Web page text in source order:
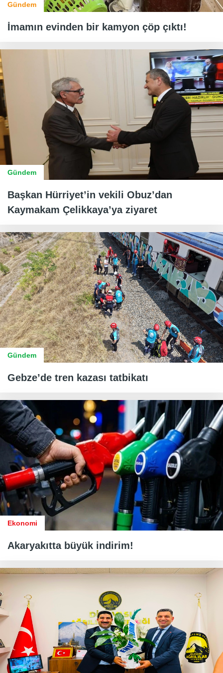
Gündem
İmamın evinden bir kamyon çöp çıktı!
Gündem
Başkan Hürriyet’in vekili Obuz’dan
Kaymakam Çelikkaya’ya ziyaret
Gündem
Gebze’de tren kazası tatbikatı
Ekonomi
Akaryakıtta büyük indirim!